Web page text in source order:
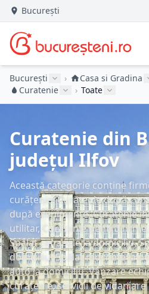
București
București › Casa si Gradina
Curatenie
› Toate
Curatenie din
județul Ilfov
Această categorie conține
curățenie: Curățenie după
după evenimente, Curățenie
utilitar, Curățenie pentru
Spălat canapele la domiciliu,
domiciliu, Spălat mochete la
auto la domiciliu, Vânzare
curățenie, servicii de